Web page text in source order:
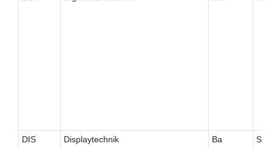
DIS Displaytechnik Ba S